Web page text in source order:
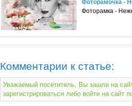
Фоторамочка -
Фоторамка -
Комментарии к статье:
Уважаемый посетитель, Вы зашли на
зарегистрироваться либо войти на сайт